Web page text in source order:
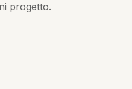
progetto.